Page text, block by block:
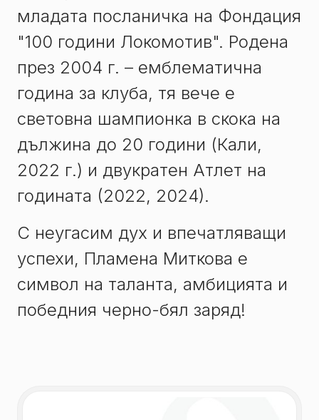
младата посланичка на Фондация
"100 години Локомотив". Родена
през 2004 г. – емблематична
година за клуба, тя вече е
световна шампионка в скока на
дължина до 20 години (Кали,
2022 г.) и двукратен Атлет на
годината (2022, 2024).
С неугасим дух и впечатляващи
успехи, Пламена Миткова е
символ на таланта, амбицията и
победния черно-бял заряд!